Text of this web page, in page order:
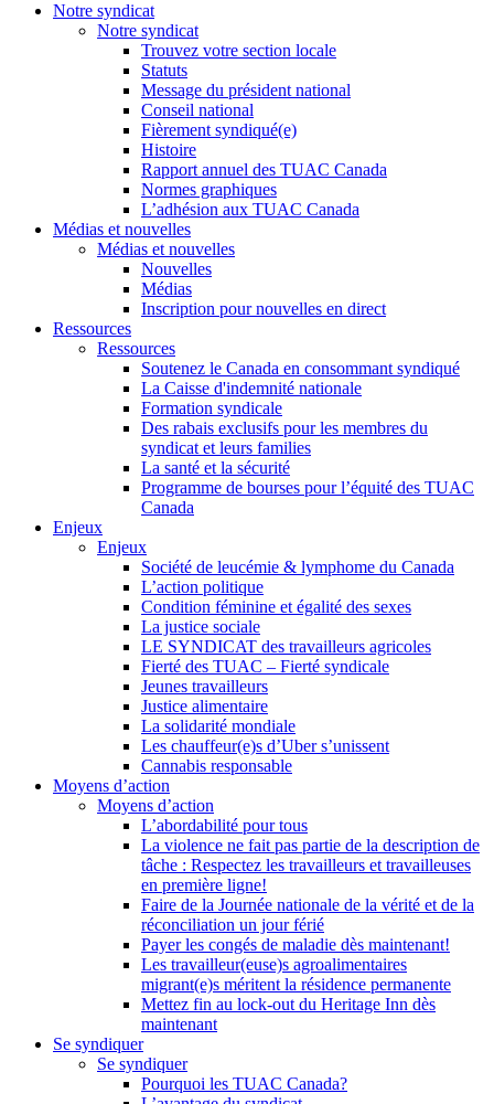
Notre syndicat
Notre syndicat
Trouvez votre section locale
Statuts
Message du président national
Conseil national
Fièrement syndiqué(e)
Histoire
Rapport annuel des TUAC Canada
Normes graphiques
L’adhésion aux TUAC Canada
Médias et nouvelles
Médias et nouvelles
Nouvelles
Médias
Inscription pour nouvelles en direct
Ressources
Ressources
Soutenez le Canada en consommant syndiqué
La Caisse d'indemnité nationale
Formation syndicale
Des rabais exclusifs pour les membres du
syndicat et leurs families
La santé et la sécurité
Programme de bourses pour l’équité des TUAC
Canada
Enjeux
Enjeux
Société de leucémie & lymphome du Canada
L’action politique
Condition féminine et égalité des sexes
La justice sociale
LE SYNDICAT des travailleurs agricoles
Fierté des TUAC – Fierté syndicale
Jeunes travailleurs
Justice alimentaire
La solidarité mondiale
Les chauffeur(e)s d’Uber s’unissent
Cannabis responsable
Moyens d’action
Moyens d’action
L’abordabilité pour tous
La violence ne fait pas partie de la description de
tâche : Respectez les travailleurs et travailleuses
en première ligne!
Faire de la Journée nationale de la vérité et de la
réconciliation un jour férié
Payer les congés de maladie dès maintenant!
Les travailleur(euse)s agroalimentaires
migrant(e)s méritent la résidence permanente
Mettez fin au lock-out du Heritage Inn dès
maintenant
Se syndiquer
Se syndiquer
Pourquoi les TUAC Canada?